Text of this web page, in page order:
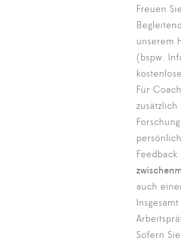
Freuen
unserem
(bspw.
Für
zusätzlich
auch
Sofern